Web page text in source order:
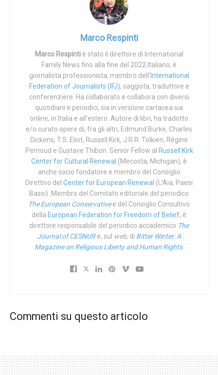
persino chiamata alla santità.
«Negli Stati Uniti la maggior parte delle donne è contraria
alla sentenzaRoe v. Wade» e le supporta con irisultati di
un sondaggio recente.
Lo stesso, chiosa Lord Alton, è vero per ilRegno Unito,
dove un analogo sondaggiodice cose analoghe.
Il 60% dei cittadini britannici e il 70% delle donne ritiene
che l’attuale limite all’aborto britannico, posto alla 24esima
settimana di vita del bimbo nel grembo materno, debba
essere ridotto. Il 93% delle donne ritiene che una mamma
che stia pensando di abortire debba avere il diritto
garantito dalla legge di consultarsi con qualcuno che non
nutra alcun interesse economico nella vicenda, come
invece di norma non avviene, e il 91% vuole che la legge
proibisca l’aborto in base al sesso del nascituro, ovvero
una delle forme pratiche e terribili dell’odierna eugenetica
“morbida”, quasi “per uso ricreativo”.
Inoltre il 76% dei britannici ritiene che i dottori debbano
stabilire nei casi di aborto farmacologico che dunque per
britannici fosse realtà cozzerebbe con la legalità).
Marco Respinti
Marco Respintiè stato il direttore di International
Family News fino alla fine del 2022.Italiano, è
giornalista professionista, membro dell’ International
Federation of Journalists (IFJ), saggista, traduttore e
conferenziere. Ha collaborato e collabora con diversi
quotidiani e periodici, sia in versione cartacea sia
online, in Italia e all’estero. Autore di libri, ha tradotto
e/o curato opere di, fra gli altri, Edmund Burke, Charles
Dickens, T.S. Eliot, Russell Kirk, J.R.R. Tolkien, Régine
Pernoud e Gustave Thibon. Senior Fellow al Russell Kirk
Center for Cultural Renewal (Mecosta, Michigan), è
anche socio fondatore e membro del Consiglio
Direttivo del Center for European Renewal (L’Aia, Paesi
Bassi). Membro del Comitato editoriale del periodico
The European Conservativee del Consiglio Consultivo
della European Federation for Freedom of Belief, è
direttore responsabile del periodico accademico The
Journal of CESNURe, sul web, di Bitter Winter: A
Magazine on Religious Liberty and Human Rights.
Commenti su questo articolo